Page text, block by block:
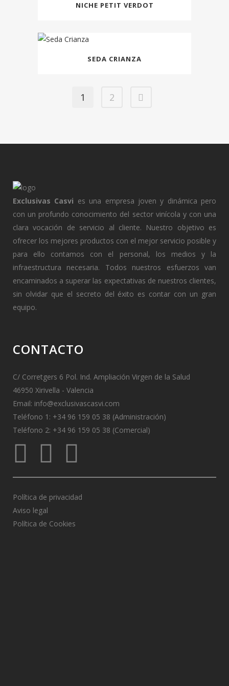
NICHE PETIT VERDOT
SEDA CRIANZA
1 2
Exclusivas Casvi es una empresa joven y dinámica pero
con un profundo conocimiento del sector vinícola y con una
clara vocación de servicio al cliente. Nuestro objetivo es
ofrecer los mejores productos con el mejor servicio posible y
para ello contamos con el personal, los medios y la
infraestructura necesaria. Todos nuestros esfuerzos van
encaminados a superar las expectativas de nuestros clientes,
sin olvidar que el secreto del éxito es contar con un gran
equipo.
CONTACTO
C/ Corretgers 6 Pol. Ind. Ampliación Virgen de la Salud
46950 Xirivella - Valencia
Email: info@exclusivascasvi.com
Teléfono 1: +34 96 159 05 38 (Administración)
Teléfono 2: +34 96 159 05 38 (Comercial)
Política de privacidad
Aviso legal
Política de Cookies